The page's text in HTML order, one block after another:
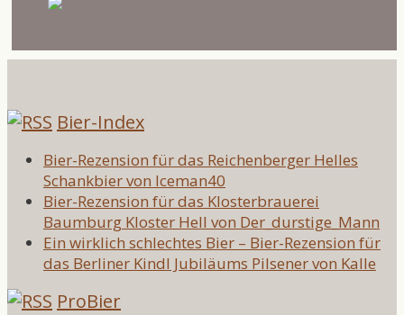
Bier-Index
Bier-Rezension für das Reichenberger Helles
Schankbier von Iceman40
Bier-Rezension für das Klosterbrauerei
Baumburg Kloster Hell von Der_durstige_Mann
Ein wirklich schlechtes Bier – Bier-Rezension für
das Berliner Kindl Jubiläums Pilsener von Kalle
ProBier